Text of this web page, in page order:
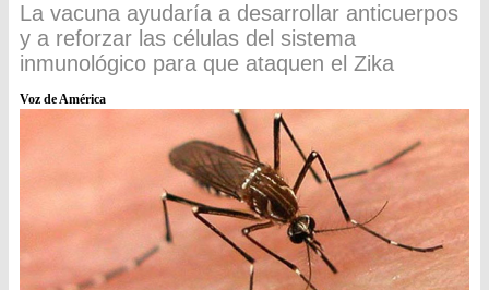
La vacuna ayudaría a desarrollar anticuerpos
y a reforzar las células del sistema
inmunológico para que ataquen el Zika
Voz de América